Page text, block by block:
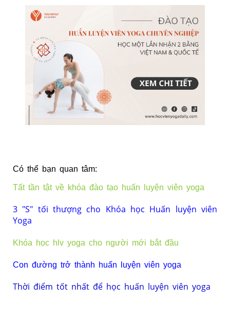
Có thể bạn quan tâm:
Tất tần tật về khóa đào tạo huấn luyện viên yoga
3 "S" tối thượng cho Khóa học Huấn luyện viên
Yoga
Khóa học hlv yoga cho người mới bắt đầu
Con đường trở thành huấn luyện viên yoga
Thời điểm tốt nhất để học huấn luyện viên yoga